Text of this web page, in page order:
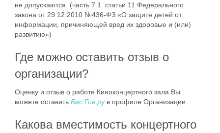
не допускаются. (часть 7.1. статьи 11 Федерального
закона от 29.12.2010 №436-ФЗ «О защите детей от
информации, причиняющей вред их здоровью и (или)
развитию»)
Где можно оставить отзыв о
организации?
Оценку и отзыв о работе Киноконцертного зала Вы
можете оставить Бас.Гов.рув профиле Организации.
Какова вместимость концертного